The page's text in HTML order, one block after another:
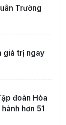
Trường
giá trị ngay
đoàn Hòa
hơn 51